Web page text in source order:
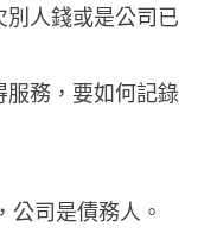
人錢或是公司已
服務，要如何記錄
公司是債務人。